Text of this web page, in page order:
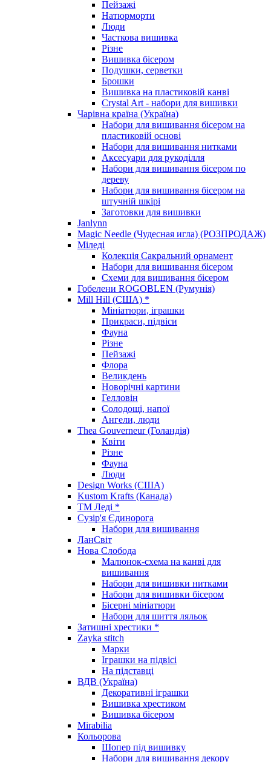
Пейзажі
Натюрморти
Люди
Часткова вишивка
Різне
Вишивка бісером
Подушки, серветки
Брошки
Вишивка на пластиковій канві
Crystal Art - набори для вишивки
Чарівна країна (Україна)
Набори для вишивання бісером на
пластиковій основі
Набори для вишивання нитками
Аксесуари для рукоділля
Набори для вишивання бісером по
дереву
Набори для вишивання бісером на
штучній шкірі
Заготовки для вишивки
Janlynn
Magic Needle (Чудесная игла) (РОЗПРОДАЖ)
Міледі
Колекція Сакральний орнамент
Набори для вишивання бісером
Схеми для вишивання бісером
Гобелени ROGOBLEN (Румунія)
Mill Hill (США) *
Мініатюри, іграшки
Прикраси, підвіси
Фауна
Різне
Пейзажі
Флора
Великдень
Новорічні картини
Гелловін
Солодощі, напої
Ангели, люди
Thea Gouverneur (Голандія)
Квіти
Різне
Фауна
Люди
Design Works (США)
Kustom Krafts (Канада)
ТМ Леді *
Сузір'я Єдинорога
Набори для вишивання
ЛанСвіт
Нова Слобода
Малюнок-схема на канві для
вишивання
Набори для вишивки нитками
Набори для вишивки бісером
Бісерні мініатюри
Набори для шиття ляльок
Затишні хрестики *
Zayka stitch
Марки
Іграшки на підвісі
На підставці
ВДВ (Україна)
Декоративні іграшки
Вишивка хрестиком
Вишивка бісером
Mirabilia
Кольорова
Шопер під вишивку
Набори для вишивання декору